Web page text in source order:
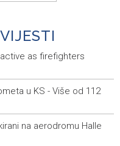
as firefighters
u KS - Više od 112
na aerodromu Halle